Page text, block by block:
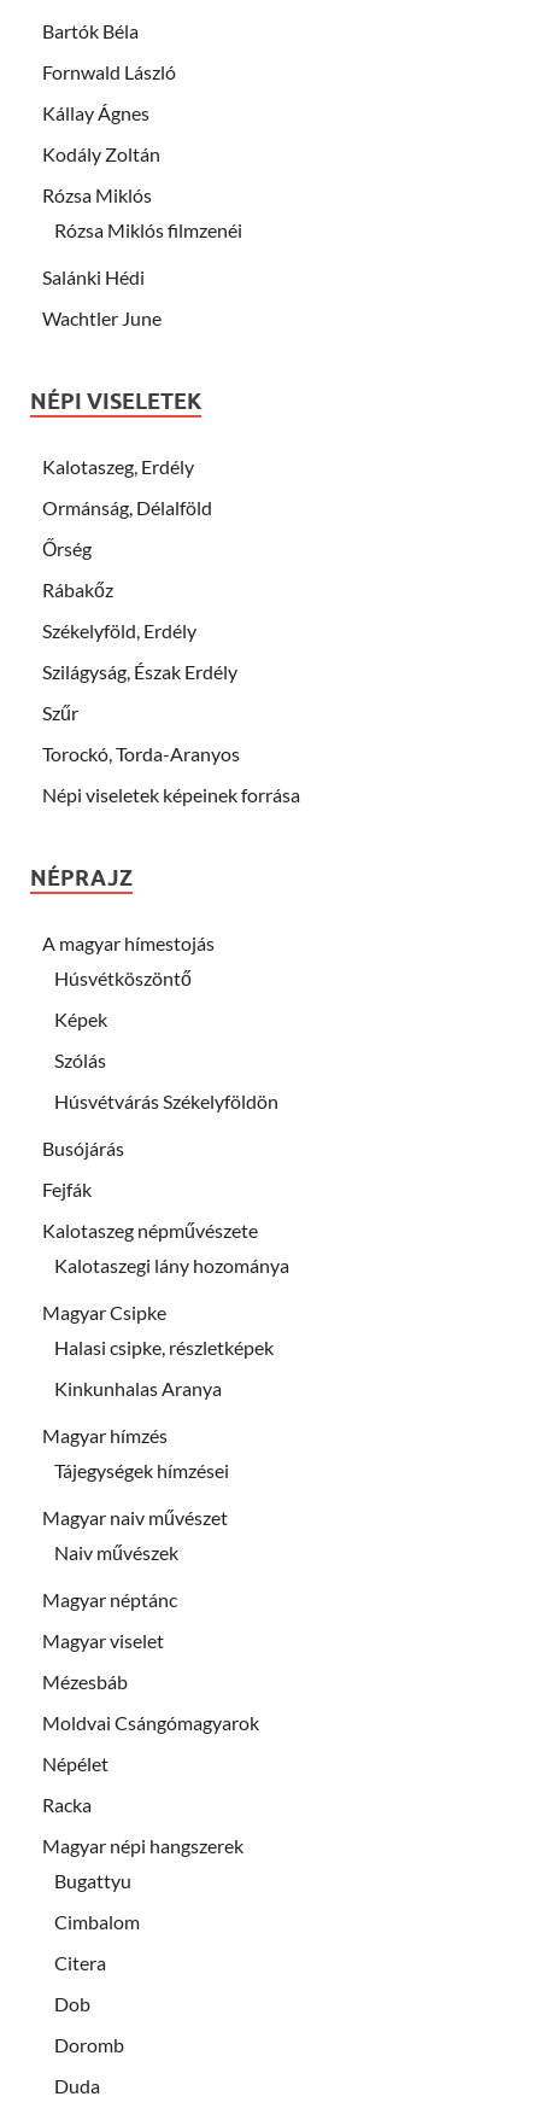
Bartók Béla
Fornwald László
Kállay Ágnes
Kodály Zoltán
Rózsa Miklós
Rózsa Miklós filmzenéi
Salánki Hédi
Wachtler June
NÉPI VISELETEK
Kalotaszeg, Erdély
Ormánság, Délalföld
Őrség
Rábakőz
Székelyföld, Erdély
Szilágyság, Észak Erdély
Szűr
Torockó, Torda-Aranyos
Népi viseletek képeinek forrása
NÉPRAJZ
A magyar hímestojás
Húsvétköszöntő
Képek
Szólás
Húsvétvárás Székelyföldön
Busójárás
Fejfák
Kalotaszeg népművészete
Kalotaszegi lány hozománya
Magyar Csipke
Halasi csipke, részletképek
Kinkunhalas Aranya
Magyar hímzés
Tájegységek hímzései
Magyar naiv művészet
Naiv művészek
Magyar néptánc
Magyar viselet
Mézesbáb
Moldvai Csángómagyarok
Népélet
Racka
Magyar népi hangszerek
Bugattyu
Cimbalom
Citera
Dob
Doromb
Duda